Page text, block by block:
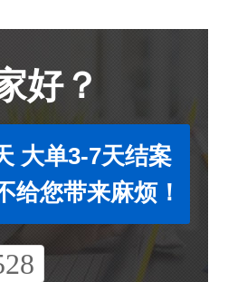
好？
大单3-7天结案
给您带来麻烦！